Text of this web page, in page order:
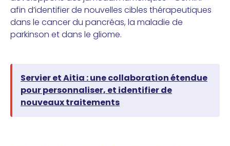
afin d’identifier de nouvelles cibles thérapeutiques
dans le cancer du pancréas, la maladie de
parkinson et dans le gliome.
Servier et Aitia : une collaboration étendue
pour personnaliser, et identifier de
nouveaux traitements